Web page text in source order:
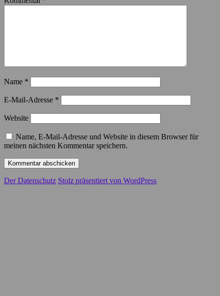
Name *
E-Mail-Adresse *
Website
Name, E-Mail-Adresse und Website in diesem Browser für
meinen nächsten Kommentar speichern.
Der Datenschutz Stolz präsentiert von WordPress